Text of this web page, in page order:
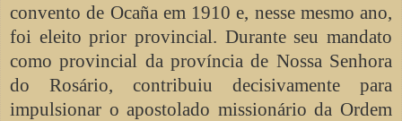
convento de Ocaña em 1910 e, nesse mesmo ano,
foi eleito prior provincial. Durante seu mandato
como provincial da província de Nossa Senhora
do Rosário, contribuiu decisivamente para
impulsionar o apostolado missionário da Ordem